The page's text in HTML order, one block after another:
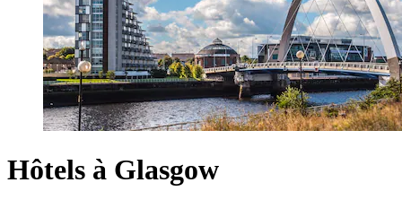
Hôtels à Glasgow